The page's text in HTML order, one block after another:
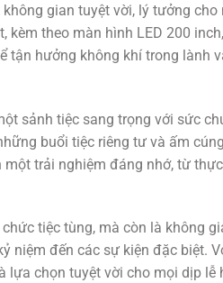
gian tuyệt vời, lý tưởng
kèm theo màn hình LED 200
tận hưởng không khí trong lành
sảnh tiệc sang trọng với sức
buổi tiệc riêng tư và ấm
trải nghiệm đáng nhớ, từ
tiệc tùng, mà còn là không
niệm đến các sự kiện đặc biệt.
lựa chọn tuyệt vời cho mọi dịp lễ